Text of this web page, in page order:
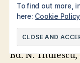
Traseul propus
I.L.Caragiale,
str. Republicii,
Bd. N.
To find out more,
here: Cookie Policy